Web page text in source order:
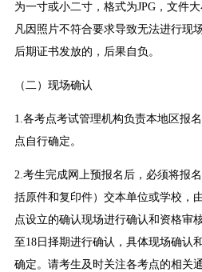
为一寸或小二寸，格式为JPG，文件大
凡因照片不符合要求导致无法进行现
后期证书发放的，后果自负。
（二）现场确认
1.各考点考试管理机构负责本地区报
点自行确定。
2.考生完成网上预报名后，必须将报
括原件和复印件）交本单位或学校，
点设立的确认现场进行确认和资格审
至18日择期进行确认，具体现场确认
确定。请考生及时关注各考点的相关通